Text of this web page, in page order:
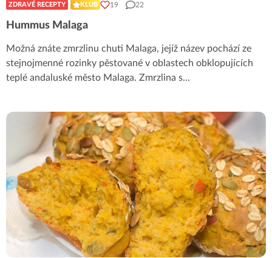
ZDRAVÉ RECEPTY KLUB 19 22
Hummus Malaga
Možná znáte zmrzlinu chuti Malaga, jejíž název pochází ze
stejnojmenné rozinky pěstované v oblastech obklopujících
teplé andaluské město Malaga. Zmrzlina s...